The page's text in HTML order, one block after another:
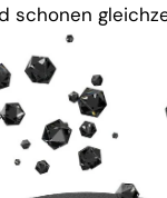
schonen